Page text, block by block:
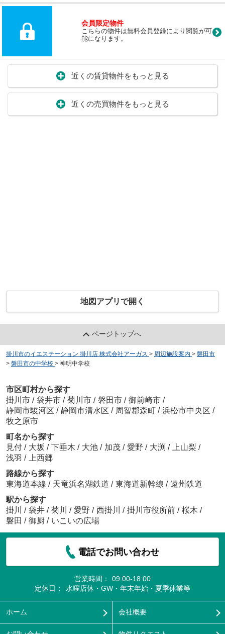
会員限定物件
こちらの物件は無料会員登録により閲覧が可
能になります。
近くの賃貸物件をもっと見る
近くの売買物件をもっと見る
地図アプリで開く
ページトップへ
掛川市のイエステーション 掛川店 株式会社アーガス > 周辺施設案内 > 磐田市
> 磐田市の中学校 > 神明中学校
市区町村から探す
掛川市 / 袋井市 / 菊川市 / 磐田市 / 御前崎市 /
静岡市駿河区 / 静岡市清水区 / 周智郡森町 / 浜松市中央区 /
牧之原市
町名から探す
見付 / 大坂 / 下垂木 / 大池 / 加茂 / 愛野 / 大渕 / 上山梨 /
浅羽 /
上西郷
路線から探す
東海道本線 / 天竜浜名湖鉄道 / 東海道新幹線 / 遠州鉄道
駅から探す
掛川
/ 袋井 / 菊川 / 愛野 / 西掛川 / 掛川市役所前 / 桜木 /
磐田 / 御厨 / いこいの広場
電話でお問い合わせ
営業時間：
09:00-18:00
定休日：
水曜店休・GW・年末年始・夏季休業等
ホーム 会社概要